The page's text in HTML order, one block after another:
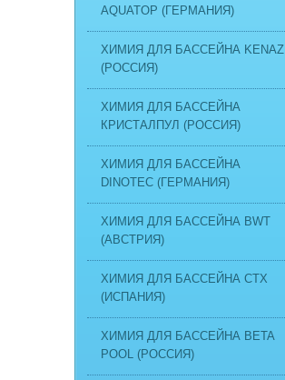
AQUATOP (ГЕРМАНИЯ)
ХИМИЯ ДЛЯ БАССЕЙНА KENAZ
(РОССИЯ)
ХИМИЯ ДЛЯ БАССЕЙНА
КРИСТАЛПУЛ (РОССИЯ)
ХИМИЯ ДЛЯ БАССЕЙНА
DINOTEC (ГЕРМАНИЯ)
ХИМИЯ ДЛЯ БАССЕЙНА BWT
(АВСТРИЯ)
ХИМИЯ ДЛЯ БАССЕЙНА CTX
(ИСПАНИЯ)
ХИМИЯ ДЛЯ БАССЕЙНА BETA
POOL (РОССИЯ)